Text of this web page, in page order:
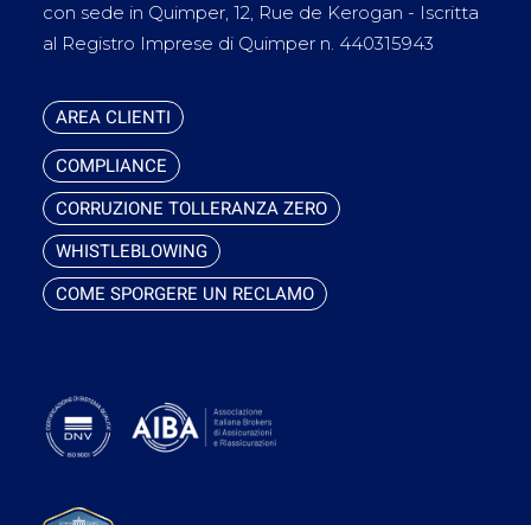
con sede in Quimper, 12, Rue de Kerogan - Iscritta
al Registro Imprese di Quimper n. 440315943
AREA CLIENTI
COMPLIANCE
CORRUZIONE TOLLERANZA ZERO
WHISTLEBLOWING
COME SPORGERE UN RECLAMO